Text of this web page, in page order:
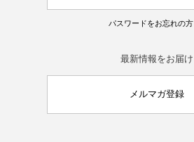
パスワードをお忘れの方
最新情報をお届け
メルマガ登録